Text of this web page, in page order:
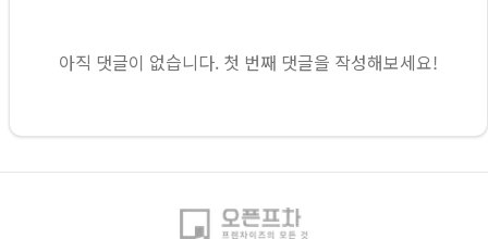
아직 댓글이 없습니다. 첫 번째 댓글을 작성해보세요!